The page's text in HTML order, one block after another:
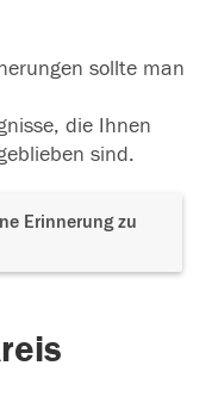
sollte man
die Ihnen
sind.
Erinnerung zu